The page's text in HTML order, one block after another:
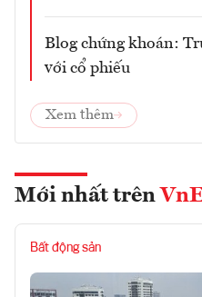
Blog chứng khoán:
với cổ phiếu
Xem thêm
Mới nhất trên
Bất động sản